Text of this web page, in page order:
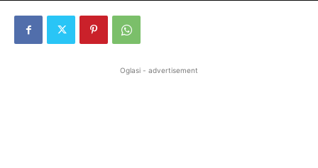
Oglasi - advertisement